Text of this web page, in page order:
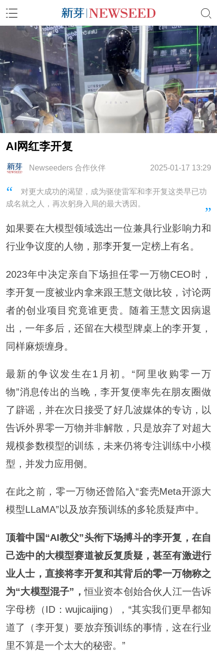
AI网红李开复
2025-01-17 13:29
Newseeders 合作伙伴
对更大成功的渴望，成为驱使雷军和李开复这类早已功
成名就之人，再次躬身入局的最大诱因。
如果要在大模型领域选出一位兼具行业影响力和
行业争议度的人物，那李开复一定榜上有名。
2023年中决定亲自下场担任零一万物CEO时，
李开复一度被业内拿来跟王慧文做比较，讨论两
者的创业项目究竟谁更贵。随着王慧文因病退
出，一年多后，还留在大模型牌桌上的李开复，
同样麻烦缠身。
最新的争议发生在1月初。“阿里收购零一万
物”消息传出的当晚，李开复便率先在朋友圈做
了辟谣，并在次日接受了好几波媒体的专访，以
告诉外界零一万物并非解散，只是放弃了对超大
规模参数模型的训练，未来仍将专注训练中小模
型，并发力应用侧。
在此之前，零一万物还曾陷入“套壳Meta开源大
模型LLaMA”以及放弃预训练的多轮质疑声中。
顶着中国“AI教父”头衔下场搏斗的李开复，在自
己选中的大模型赛道被反复质疑，甚至有激进行
业人士，直接将李开复和其背后的零一万物称之
为“大模型混子”，恒业资本创始合伙人 江一告诉
字母榜（ID：wujicaijing），“其实我们更早都知
道了（李开复）要放弃预训练的事情，这在行业
里不算是一个太大的秘密。”